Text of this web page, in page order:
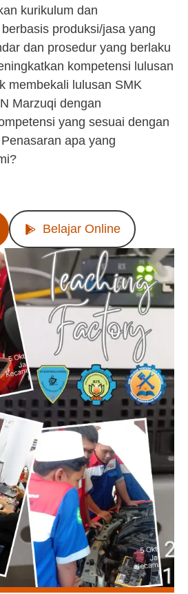
kurikulum dan
produksi/jasa yang
dan prosedur yang berlaku
kompetensi lulusan
membekali lulusan SMK
Marzuqi dengan
yang sesuai dengan
apa yang
Belajar Online